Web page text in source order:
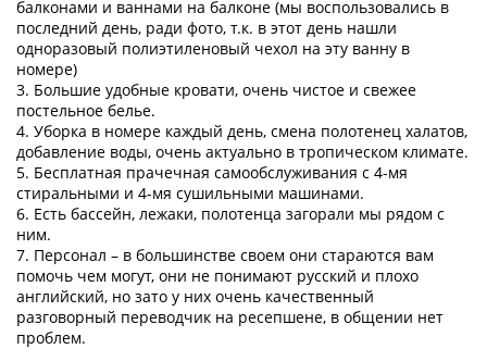
балконами и ваннами на балконе (мы воспользовались в
последний день, ради фото, т.к. в этот день нашли
одноразовый полиэтиленовый чехол на эту ванну в
номере)
3. Большие удобные кровати, очень чистое и свежее
постельное белье.
4. Уборка в номере каждый день, смена полотенец халатов,
добавление воды, очень актуально в тропическом климате.
5. Бесплатная прачечная самообслуживания с 4-мя
стиральными и 4-мя сушильными машинами.
6. Есть бассейн, лежаки, полотенца загорали мы рядом с
ним.
7. Персонал – в большинстве своем они стараются вам
помочь чем могут, они не понимают русский и плохо
английский, но зато у них очень качественный
разговорный переводчик на ресепшене, в общении нет
проблем.